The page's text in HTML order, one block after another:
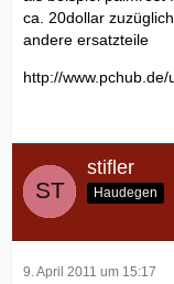
ca. 20dollar
andere ersatzteile
http://
stifler
Haudegen
9. April 2011 um 15:17